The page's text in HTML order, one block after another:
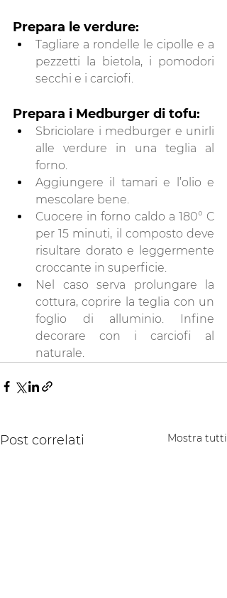
Prepara le verdure:
Tagliare a rondelle le cipolle e a
pezzetti la bietola, i pomodori
secchi e i carciofi.
Prepara i Medburger di tofu:
Sbriciolare i medburger e unirli
alle verdure in una teglia al
forno.
Aggiungere il tamari e l’olio e
mescolare bene.
Cuocere in forno caldo a 180° C
per 15 minuti, il composto deve
risultare dorato e leggermente
croccante in superficie.
Nel caso serva prolungare la
cottura, coprire la teglia con un
foglio di alluminio. Infine
decorare con i carciofi al
naturale.
Post correlati Mostra tutti